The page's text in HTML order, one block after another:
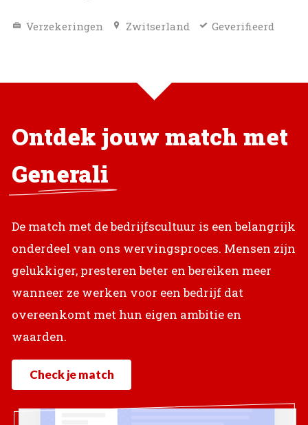
Verzekeringen Zwitserland Geverifieerd
Ontdek jouw match met
Generali
De match met de bedrijfscultuur is een belangrijk
onderdeel van ons wervingsproces. Mensen zijn
gelukkiger, presteren beter en bereiken meer
wanneer ze werken voor een bedrijf dat
overeenkomt met hun eigen ambitie en
waarden.
Check je match